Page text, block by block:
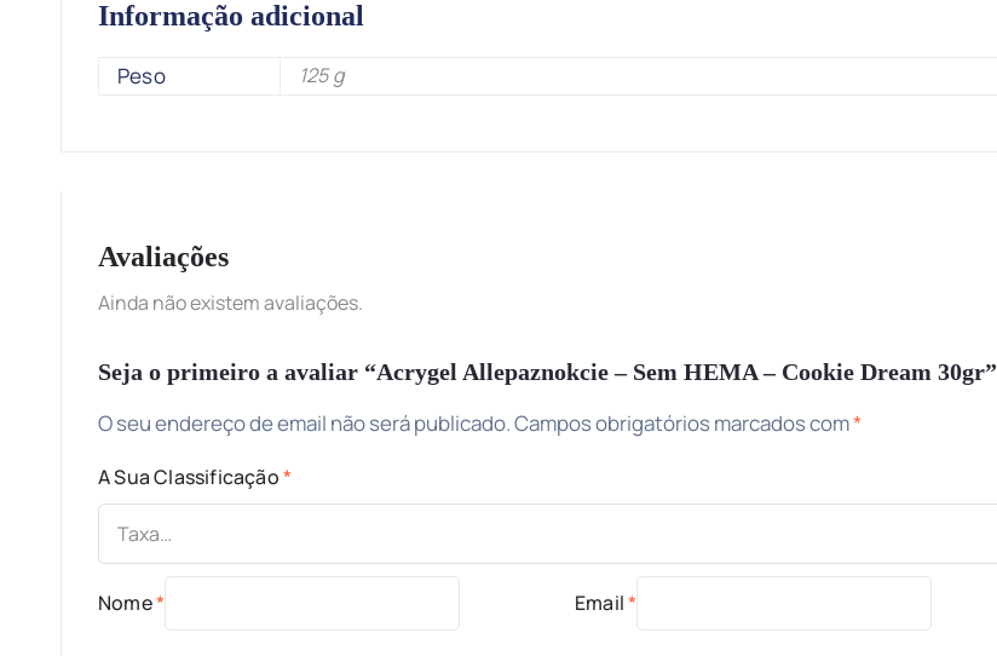
Informação adicional
Peso 125 g
Avaliações
Ainda não existem avaliações.
Seja o primeiro a avaliar “Acrygel Allepaznokcie – Sem HEMA – Cookie Dream 30gr”
O seu endereço de email não será publicado.Campos obrigatórios marcados com*
A Sua Classificação*
Nome* Email*